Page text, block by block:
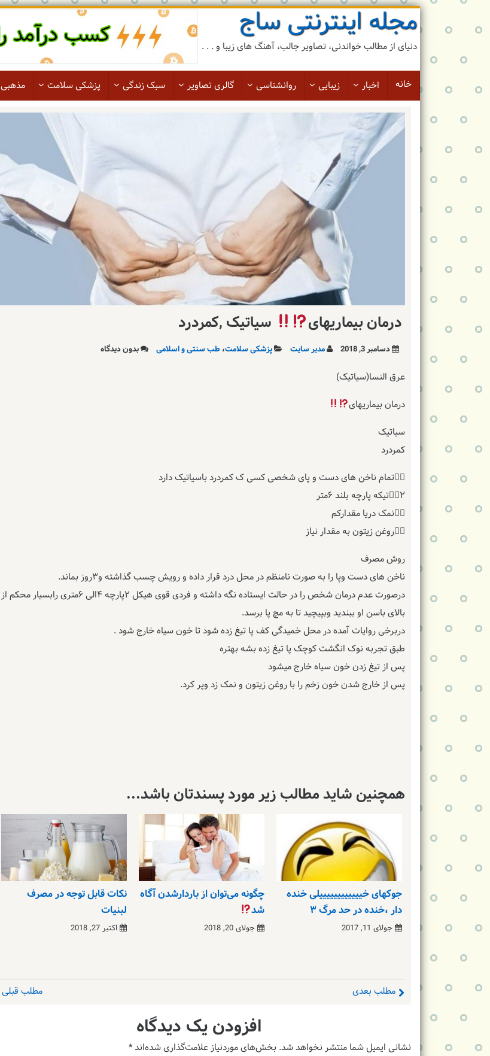
رد
کردن
رفتن
مطلب
مجله اینترنتی ساج
دنیای از مطالب خواندنی، تصاویر جالب، آهنگ های زیبا و . . .
خانه اخبار زیبایی روانشناسی گالری تصاویر سبک زندگی پزشکی سلامت مذهبی
درمان بیماریهای سیاتیک ,کمردرد
دسامبر 3, 2018 مدیر سایت پزشکی سلامت، طب سنتی و اسلامی بدون دیدگاه
عرق النسا(سیاتیک)
درمان بیماریهای
سیاتیک
کمردرد
۱⃣تمام ناخن های دست و پای شخصی کسی ک کمردرد باسیاتیک دارد
۲⃣۲تیکه پارچه بلند ۶متر
۳⃣نمک دریا مقدارکم
۴⃣روغن زیتون به مقدار نیاز
روش مصرف
ناخن های دست وپا را به صورت نامنظم در محل درد قرار داده و رویش چسب گذاشته و۳روز بماند.
درصورت عدم درمان شخص را در حالت ایستاده نگه داشته و فردی قوی هیکل ۲پارچه ۴الی ۶متری رابسیار محکم از
بالای باسن او ببندید وبپیچید تا به مچ پا برسد.
دربرخی روایات آمده در محل خمیدگی کف پا تیغ زده شود تا خون سیاه خارج شود .
طبق تجربه نوک انگشت کوچک پا تیغ زده بشه بهتره
پس از تیغ زدن خون سیاه خارج میشود
پس از خارج شدن خون زخم را با روغن زیتون و نمک زد وپر کرد.
همچنین شاید مطالب زیر مورد پسندتان باشد...
جوکهای خییییییییییییلی خنده
دار ،خنده در حد مرگ ۳
جولای 11, 2017
چگونه می‌توان از باردارشدن آگاه
شد
جولای 20, 2018
نکات قابل توجه در مصرف
لبنیات
اکتبر 27, 2018
مطلب قبلی مطلب بعدی
افزودن یک دیدگاه
نشانی ایمیل شما منتشر نخواهد شد. بخش‌های موردنیاز علامت‌گذاری شده‌اند*